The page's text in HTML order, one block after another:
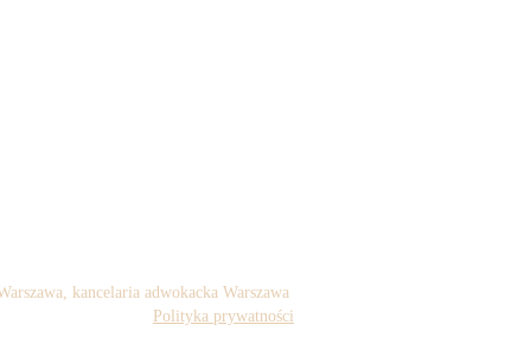
kancelaria adwokacka Warszawa
Polityka prywatności